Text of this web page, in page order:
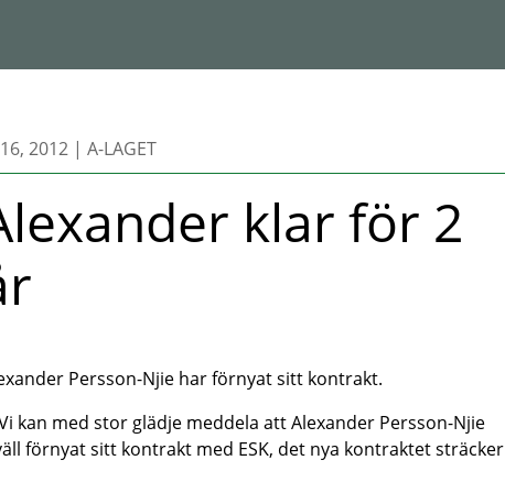
2012| A-LAGET
klar för 2
Persson-Njie har förnyat sitt kontrakt.
kan med stor glädje meddela att Alexander Persson-Njie
förnyat sitt kontrakt med ESK, det nya kontraktet sträcker